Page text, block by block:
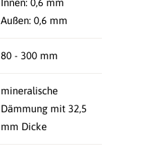
Innen: 0,6 mm
Außen: 0,6 mm
80 - 300 mm
mineralische
Dämmung mit 32,5
mm Dicke